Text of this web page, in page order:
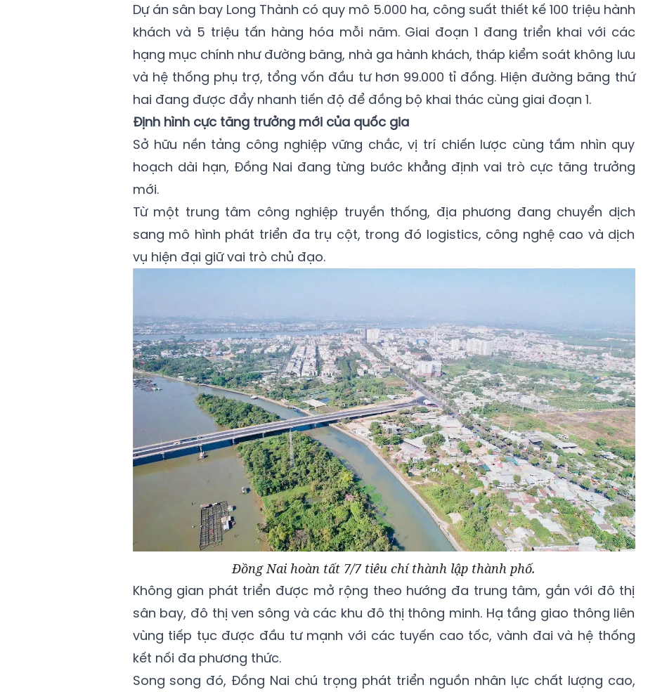
Dự án sân bay Long Thành có quy mô 5.000 ha, công suất thiết kế 100 triệu hành
khách và 5 triệu tấn hàng hóa mỗi năm. Giai đoạn 1 đang triển khai với các
hạng mục chính như đường băng, nhà ga hành khách, tháp kiểm soát không lưu
và hệ thống phụ trợ, tổng vốn đầu tư hơn 99.000 tỉ đồng. Hiện đường băng thứ
hai đang được đẩy nhanh tiến độ để đồng bộ khai thác cùng giai đoạn 1.
Định hình cực tăng trưởng mới của quốc gia
Sở hữu nền tảng công nghiệp vững chắc, vị trí chiến lược cùng tầm nhìn quy
hoạch dài hạn, Đồng Nai đang từng bước khẳng định vai trò cực tăng trưởng
mới.
Từ một trung tâm công nghiệp truyền thống, địa phương đang chuyển dịch
sang mô hình phát triển đa trụ cột, trong đó logistics, công nghệ cao và dịch
vụ hiện đại giữ vai trò chủ đạo.
Đồng Nai hoàn tất 7/7 tiêu chí thành lập thành phố.
Không gian phát triển được mở rộng theo hướng đa trung tâm, gắn với đô thị
sân bay, đô thị ven sông và các khu đô thị thông minh. Hạ tầng giao thông liên
vùng tiếp tục được đầu tư mạnh với các tuyến cao tốc, vành đai và hệ thống
kết nối đa phương thức.
Song song đó, Đồng Nai chú trọng phát triển nguồn nhân lực chất lượng cao,